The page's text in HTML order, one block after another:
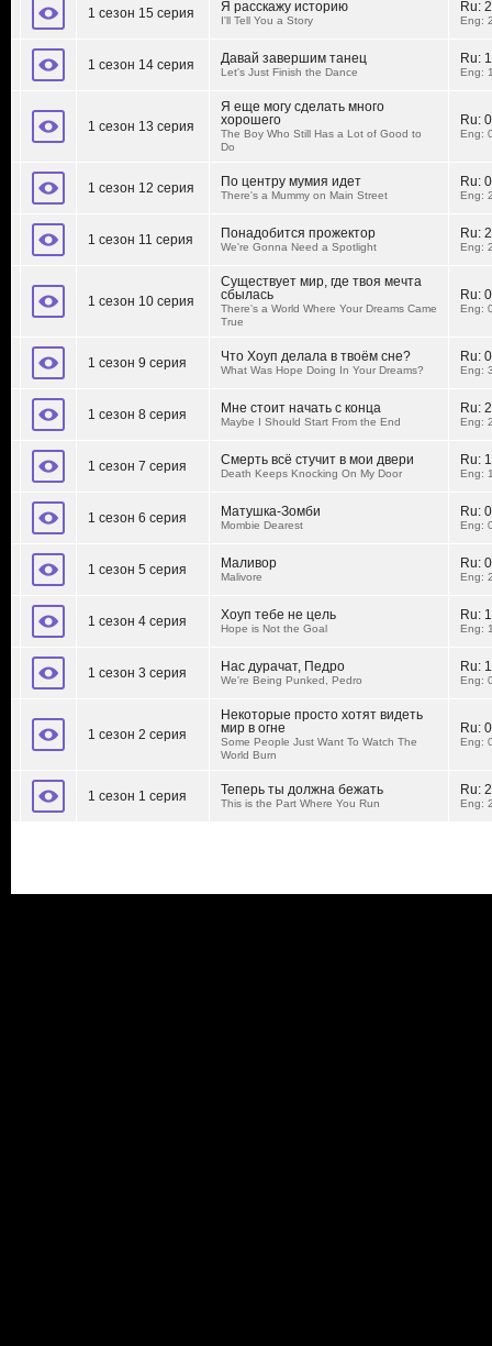
1 сезон 15 серия Я расскажу историю
I'll Tell You a Story
Ru:
Eng:
1 сезон 14 серия Давай завершим танец
Let's Just Finish the Dance
Ru:
Eng:
1 сезон 13 серия
Я еще могу сделать много
хорошего
The Boy Who Still Has a Lot of Good to
Do
Ru:
Eng:
1 сезон 12 серия По центру мумия идет
There's a Mummy on Main Street
Ru:
Eng:
1 сезон 11 серия Понадобится прожектор
We're Gonna Need a Spotlight
Ru:
Eng:
1 сезон 10 серия
Существует мир, где твоя мечта
сбылась
There's a World Where Your Dreams Came
True
Ru:
Eng:
1 сезон 9 серия Что Хоуп делала в твоём сне?
What Was Hope Doing In Your Dreams?
Ru:
Eng:
1 сезон 8 серия Мне стоит начать с конца
Maybe I Should Start From the End
Ru:
Eng:
1 сезон 7 серия Смерть всё стучит в мои двери
Death Keeps Knocking On My Door
Ru:
Eng:
1 сезон 6 серия Матушка-Зомби
Mombie Dearest
Ru:
Eng:
1 сезон 5 серия Маливор
Malivore
Ru:
Eng:
1 сезон 4 серия Хоуп тебе не цель
Hope is Not the Goal
Ru:
Eng:
1 сезон 3 серия Нас дурачат, Педро
We're Being Punked, Pedro
Ru:
Eng:
1 сезон 2 серия
Некоторые просто хотят видеть
мир в огне
Some People Just Want To Watch The
World Burn
Ru:
Eng:
1 сезон 1 серия Теперь ты должна бежать
This is the Part Where You Run
Ru:
Eng: